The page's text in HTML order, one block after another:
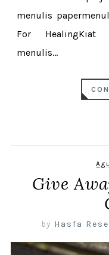
menulis
For HealingKiat
menulis...
Give
by Hasfa